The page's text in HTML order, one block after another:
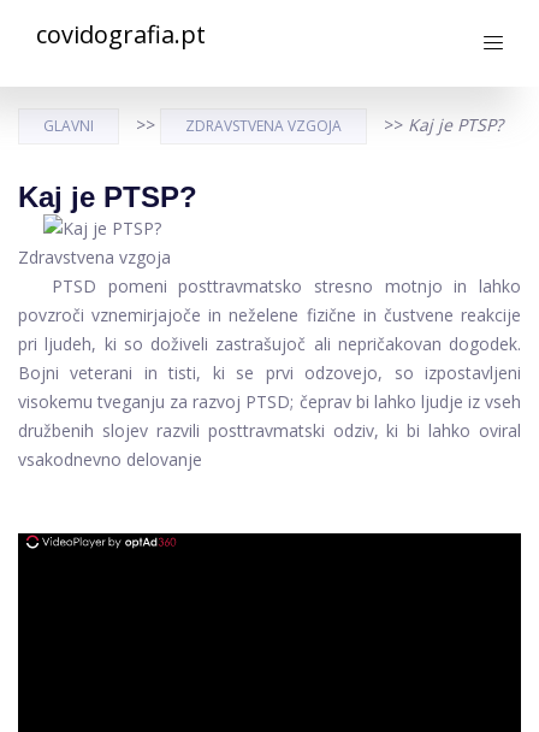
covidografia.pt
GLAVNI >> ZDRAVSTVENA VZGOJA >> Kaj je PTSP?
Kaj je PTSP?
Zdravstvena vzgoja
PTSD pomeni posttravmatsko stresno motnjo in lahko
povzroči vznemirjajoče in neželene fizične in čustvene reakcije
pri ljudeh, ki so doživeli zastrašujoč ali nepričakovan dogodek.
Bojni veterani in tisti, ki se prvi odzovejo, so izpostavljeni
visokemu tveganju za razvoj PTSD; čeprav bi lahko ljudje iz vseh
družbenih slojev razvili posttravmatski odziv, ki bi lahko oviral
vsakodnevno delovanje